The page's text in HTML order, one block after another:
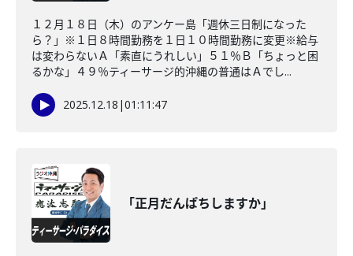
１２月１８日（木）のアンケー島「週休三日制になった
ら？」※１日８時間勤務を１日１０時間勤務に変更※給与
は変わらないＡ「素直にうれしい」５１％Ｂ「ちょっと困
るかな」４９％ティーサージ的沖縄の普通はＡでし...
2025.12.18 |01:11:47
「正月だんぱちしますか」